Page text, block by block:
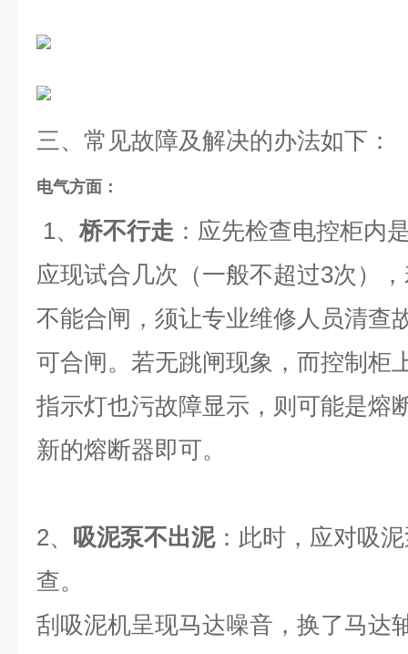
三、常见故障及解决的办法如下：
电气方面：
1、桥不行走 ：应先检查电控柜内
应现试合几次（一般不超过3次）
不能合闸，须让专业维修人员清查
可合闸。若无跳闸现象，而控制柜
指示灯也污故障显示，则可能是熔
新的熔断器即可。
2、 吸泥泵不出泥：此时，应对吸
查。
刮吸泥机呈现马达噪音，换了马达